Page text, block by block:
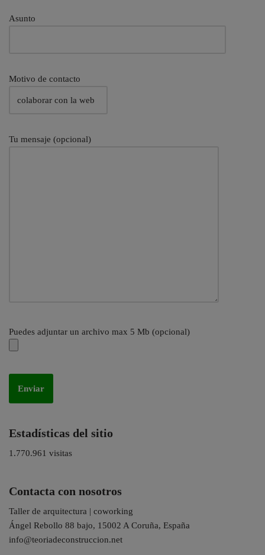
Asunto
Motivo de contacto
Tu mensaje (opcional)
Puedes adjuntar un archivo max 5 Mb (opcional)
Estadísticas del sitio
1.770.961 visitas
Contacta con nosotros
Taller de arquitectura | coworking
Ángel Rebollo 88 bajo, 15002 A Coruña, España
info@teoriadeconstruccion.net